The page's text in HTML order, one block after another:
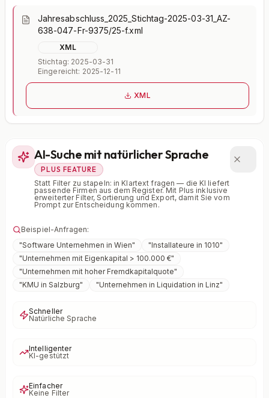
Jahresabschluss_2025_Stichtag-2025-03-31_AZ-
638-047-Fr-9375/25-f.xml
XML
Stichtag: 2025-03-31
Eingereicht: 2025-12-11
XML
AI-Suche mit natürlicher Sprache
PLUS FEATURE
Statt Filter zu stapeln: in Klartext fragen — die KI liefert
passende Firmen aus dem Register. Mit Plus inklusive
erweiterter Filter, Sortierung und Export, damit Sie vom
Prompt zur Entscheidung kommen.
Beispiel-Anfragen:
"Software Unternehmen in Wien" "Installateure in 1010"
"Unternehmen mit Eigenkapital > 100.000 €"
"Unternehmen mit hoher Fremdkapitalquote"
"KMU in Salzburg" "Unternehmen in Liquidation in Linz"
Schneller
Natürliche Sprache
Intelligenter
KI-gestützt
Einfacher
Keine Filter